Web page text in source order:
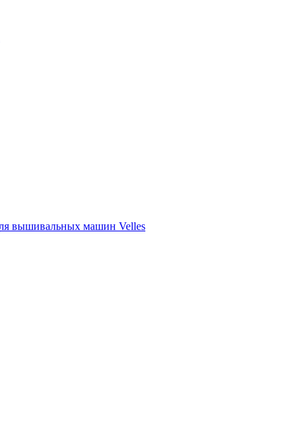
вышивальных машин Velles